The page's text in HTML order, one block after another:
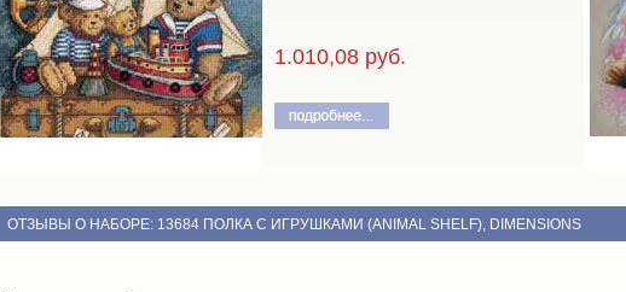
1.010,08 руб.
ОТЗЫВЫ О НАБОРЕ: 13684 ПОЛКА С ИГРУШКАМИ (ANIMAL SHELF), DIMENSIONS